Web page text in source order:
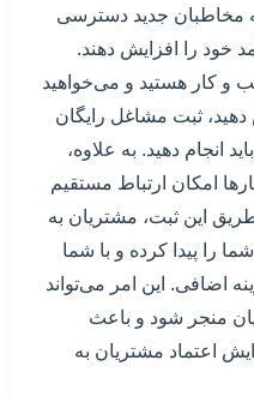
مخاطبان جدید دسترسی
خود را افزایش دهند.
و کار هستید و می‌خواهید
ثبت مشاغل رایگان
انجام دهید. به علاوه،
امکان ارتباط مستقیم
این ثبت، مشتریان به
را پیدا کرده و با شما
اضافی. این امر می‌تواند
منجر شود و باعث
اعتماد مشتریان به